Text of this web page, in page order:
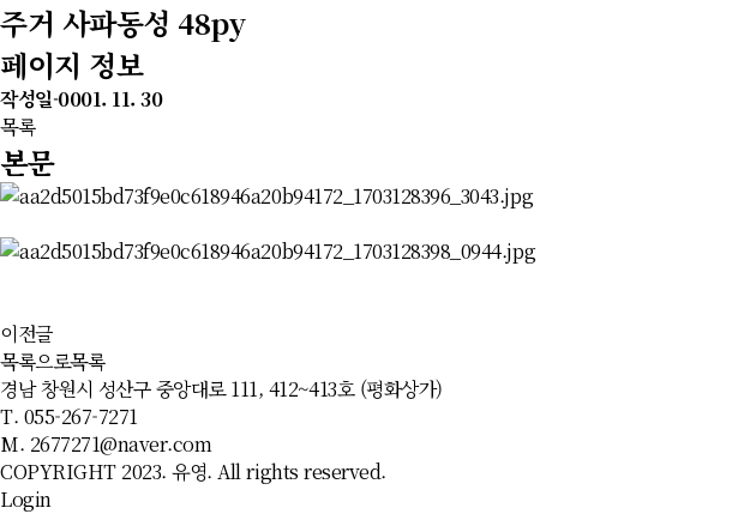
주거 사파동성 48py
페이지 정보
작성일-0001. 11. 30
목록
본문
이전글
목록으로목록
경남 창원시 성산구 중앙대로 111, 412~413호 (평화상가)
T. 055-267-7271
M. 2677271@naver.com
COPYRIGHT 2023. 유영. All rights reserved.
Login